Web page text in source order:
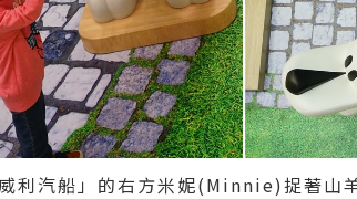
威利汽船」的右方米妮(Minnie)捉著山